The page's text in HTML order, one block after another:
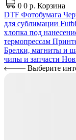
0 0 р. Корзина
DTF Фотобумага
для сублимации
хлопка под
термопрессам
Брелки, магниты и
чипы и запчасти
Выберите